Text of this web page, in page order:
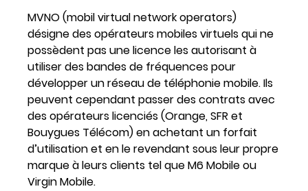
MVNO (mobil virtual network operators)
désigne des opérateurs mobiles virtuels qui ne
possèdent pas une licence les autorisant à
utiliser des bandes de fréquences pour
développer un réseau de téléphonie mobile. Ils
peuvent cependant passer des contrats avec
des opérateurs licenciés (Orange, SFR et
Bouygues Télécom) en achetant un forfait
d’utilisation et en le revendant sous leur propre
marque à leurs clients tel que M6 Mobile ou
Virgin Mobile.